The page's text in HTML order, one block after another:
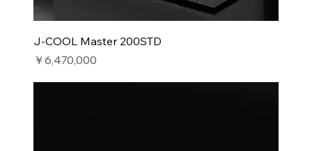
J-COOL Master 200STD
価格
￥6,470,000